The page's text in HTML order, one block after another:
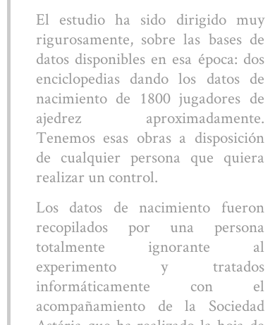
El estudio ha sido dirigido muy
rigurosamente, sobre las bases de
datos disponibles en esa época: dos
enciclopedias dando los datos de
nacimiento de 1800 jugadores de
ajedrez aproximadamente.
Tenemos esas obras a disposición
de cualquier persona que quiera
realizar un control.
Los datos de nacimiento fueron
recopilados por una persona
totalmente ignorante al
experimento y tratados
informáticamente con el
acompañamiento de la Sociedad